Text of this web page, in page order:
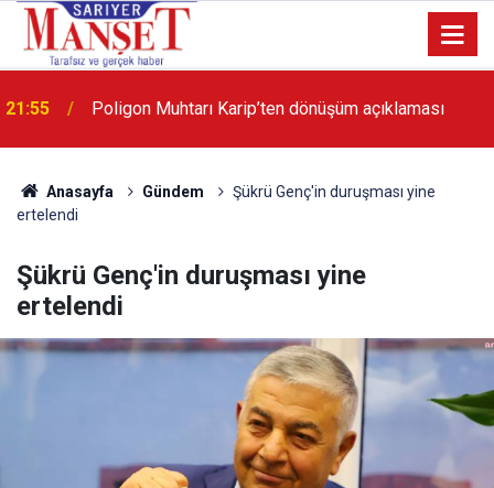
13:36 'Poligon'da İstanbul'a örnek proje gerçekleştirilecek'
Anasayfa Gündem
Şükrü Genç'in duruşması yine
ertelendi
Şükrü Genç'in duruşması yine
ertelendi